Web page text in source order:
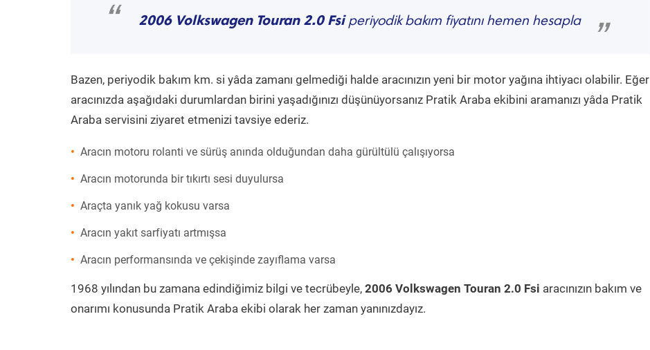
“ 2006 Volkswagen Touran 2.0 Fsiperiyodik bakım fiyatını hemen hesapla
”
Bazen, periyodik bakım km. si yâda zamanı gelmediği halde aracınızın yeni bir motor yağına ihtiyacı olabilir. Eğer
aracınızda aşağıdaki durumlardan birini yaşadığınızı düşünüyorsanız Pratik Araba ekibini aramanızı yâda Pratik
Araba servisini ziyaret etmenizi tavsiye ederiz.
Aracın motoru rolanti ve sürüş anında olduğundan daha gürültülü çalışıyorsa
Aracın motorunda bir tıkırtı sesi duyulursa
Araçta yanık yağ kokusu varsa
Aracın yakıt sarfiyatı artmışsa
Aracın performansında ve çekişinde zayıflama varsa
1968 yılından bu zamana edindiğimiz bilgi ve tecrübeyle, 2006 Volkswagen Touran 2.0 Fsi aracınızın bakım ve
onarımı konusunda Pratik Araba ekibi olarak her zaman yanınızdayız.